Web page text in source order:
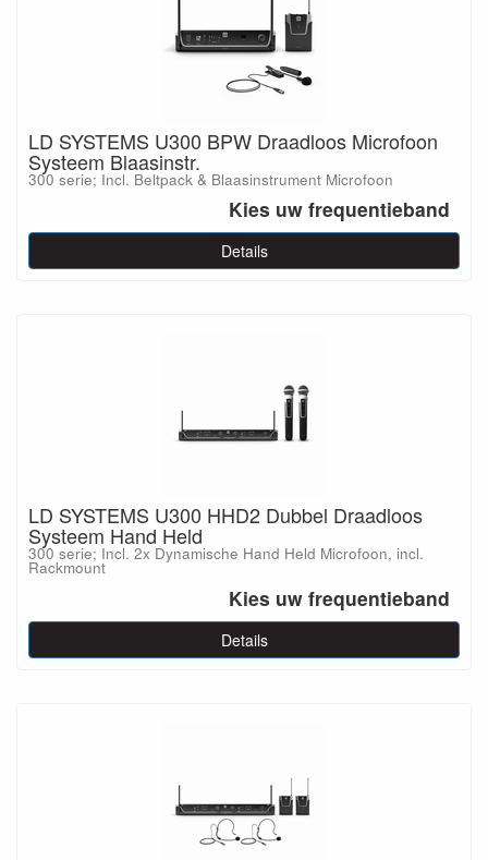
LD SYSTEMS U300 BPW Draadloos Microfoon
Systeem Blaasinstr.
300 serie; Incl. Beltpack & Blaasinstrument Microfoon
Kies uw frequentieband
Details
LD SYSTEMS U300 HHD2 Dubbel Draadloos
Systeem Hand Held
300 serie; Incl. 2x Dynamische Hand Held Microfoon, incl.
Rackmount
Kies uw frequentieband
Details